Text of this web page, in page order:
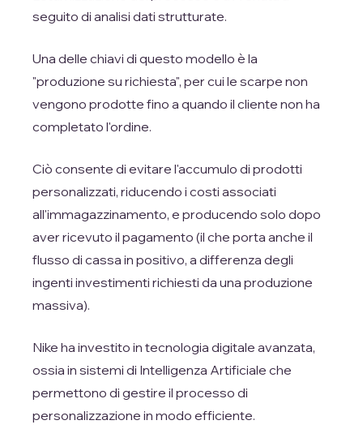
seguito di analisi dati strutturate.
Una delle chiavi di questo modello è la
"produzione su richiesta", per cui le scarpe non
vengono prodotte fino a quando il cliente non ha
completato l'ordine.
Ciò consente di evitare l'accumulo di prodotti
personalizzati, riducendo i costi associati
all'immagazzinamento, e producendo solo dopo
aver ricevuto il pagamento (il che porta anche il
flusso di cassa in positivo, a differenza degli
ingenti investimenti richiesti da una produzione
massiva).
Nike ha investito in tecnologia digitale avanzata,
ossia in sistemi di Intelligenza Artificiale che
permettono di gestire il processo di
personalizzazione in modo efficiente.